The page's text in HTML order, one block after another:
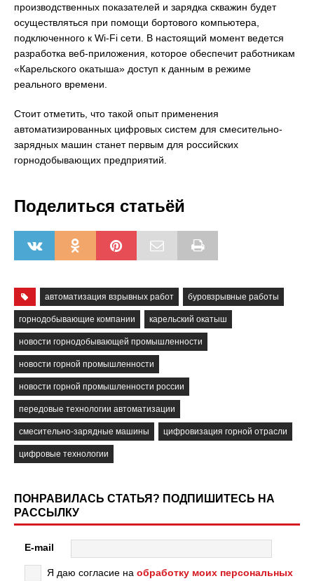
производственных показателей и зарядка скважин будет
осуществляться при помощи бортового компьютера,
подключенного к Wi-Fi сети. В настоящий момент ведется
разработка веб-приложения, которое обеспечит работникам
«Карельского окатыша» доступ к данным в режиме
реального времени.
Стоит отметить, что такой опыт применения
автоматизированных цифровых систем для смесительно-
зарядных машин станет первым для российских
горнодобывающих предприятий.
Поделиться статьёй
автоматизация взрывных работ буровзрывные работы
горнодобывающие компании карельский окатыш
новости горнодобывающей промышленности
новости горной промышленности
новости горной промышленности россии
передовые технологии автоматизации
смесительно-зарядные машины цифровизация горной отрасли
цифровые технологии
ПОНРАВИЛАСЬ СТАТЬЯ? ПОДПИШИТЕСЬ НА
РАССЫЛКУ
E-mail
Я даю согласие на обработку моих персональных